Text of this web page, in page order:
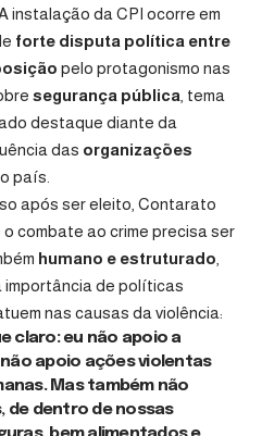
instalação da CPI ocorre em
forte disputa política entre
pelo protagonismo nas
segurança pública , tema
destaque diante da
das organizações
país.
após ser eleito, Contarato
combate ao crime precisa ser
humano e estruturado
de políticas
nas causas da violência:
claro: eu não apoio a
não apoio ações violentas
Mas também não
de dentro de nossas